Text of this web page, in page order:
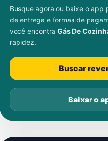
Busque agora ou baixe o app
de entrega e formas de
você encontra Gás De
rapidez.
Buscar
Baixar o